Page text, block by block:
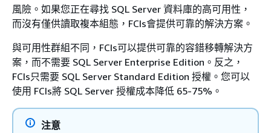
風險。如果您正在尋找 SQL Server 資料庫的高可用性，
而沒有僅供讀取複本組態，FCIs會提供可靠的解決方案。
與可用性群組不同，FCIs可以提供可靠的容錯移轉解決方
案，而不需要 SQL Server Enterprise Edition。反之，
FCIs只需要 SQL Server Standard Edition 授權。您可以
使用 FCIs將 SQL Server 授權成本降低 65-75%。
注意